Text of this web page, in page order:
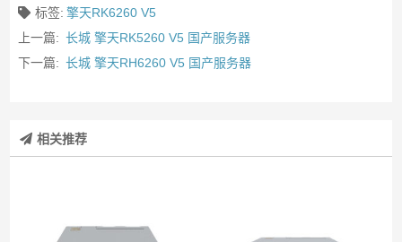
标签: 擎天RK6260 V5
上一篇: 长城 擎天RK5260 V5 国产服务器
下一篇: 长城 擎天RH6260 V5 国产服务器
相关推荐